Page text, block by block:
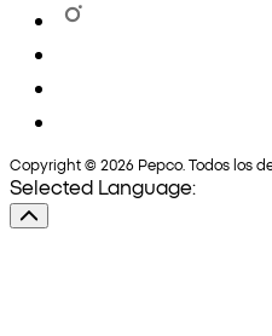
Copyright © 2026 Pepco. Todos los
Selected Language: